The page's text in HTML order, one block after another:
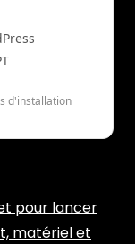
d'installation
pour lancer
matériel et